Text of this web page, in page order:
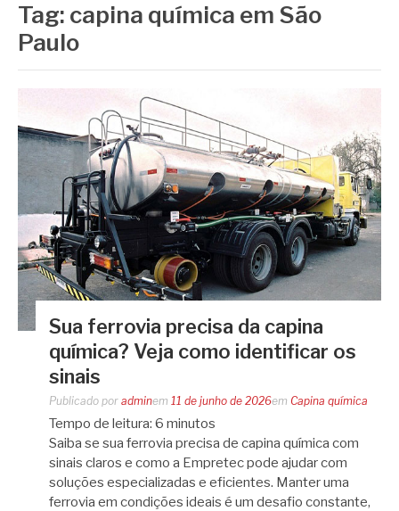
Tag: capina química em São
Paulo
Sua ferrovia precisa da capina
química? Veja como identificar os
sinais
Publicado por adminem 11 de junho de 2026em Capina química
Tempo de leitura: 6 minutos
Saiba se sua ferrovia precisa de capina química com
sinais claros e como a Empretec pode ajudar com
soluções especializadas e eficientes. Manter uma
ferrovia em condições ideais é um desafio constante,